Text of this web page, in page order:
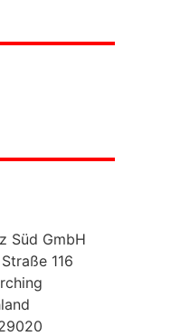
Süd GmbH
116